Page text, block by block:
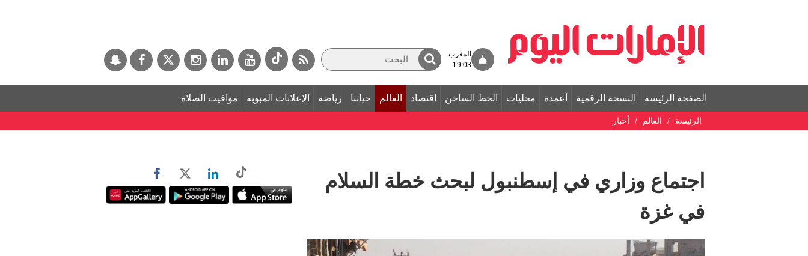
المغرب
19:03
الصفحة الرئيسة النسخة الرقمية أعمدة محليات الخط الساخن اقتصاد العالم حياتنا رياضة الإعلانات المبوبة مواقيت الصلاة
الرئيسة العالم أخبار
اجتماع وزاري في إسطنبول لبحث خطة السلام
في غزة